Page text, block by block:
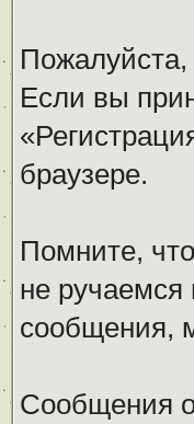
Если вы
браузере.
Помните,
не ручаемся
сообщения,
Сообщения